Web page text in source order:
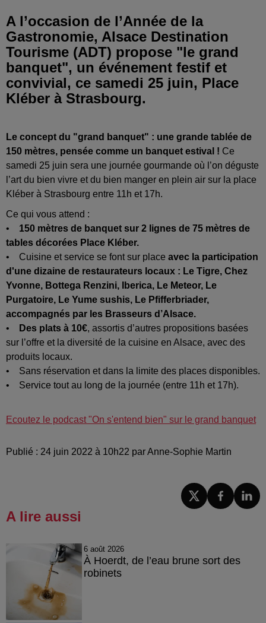
A l’occasion de l’Année de la
Gastronomie, Alsace Destination
Tourisme (ADT) propose "le grand
banquet", un événement festif et
convivial, ce samedi 25 juin, Place
Kléber à Strasbourg.
Le concept du "grand banquet" : une grande tablée de
150 mètres, pensée comme un banquet estival ! Ce
samedi 25 juin sera une journée gourmande où l’on déguste
l’art du bien vivre et du bien manger en plein air sur la place
Kléber à Strasbourg entre 11h et 17h.
Ce qui vous attend :
• 150 mètres de banquet sur 2 lignes de 75 mètres de
tables décorées Place Kléber.
• Cuisine et service se font sur place avec la participation
d'une dizaine de restaurateurs locaux : Le Tigre, Chez
Yvonne, Bottega Renzini, Iberica, Le Meteor, Le
Purgatoire, Le Yume sushis, Le Pfifferbriader,
accompagnés par les Brasseurs d’Alsace.
•
Des plats à 10€, assortis d’autres propositions basées
sur l’offre et la diversité de la cuisine en Alsace, avec des
produits locaux.
• Sans réservation et dans la limite des places disponibles.
• Service tout au long de la journée (entre 11h et 17h).
Ecoutez le podcast "On s'entend bien" sur le grand banquet
Publié : 24 juin 2022 à 10h22 par Anne-Sophie Martin
A lire aussi
6 août 2026
À Hoerdt, de l’eau brune sort des
robinets